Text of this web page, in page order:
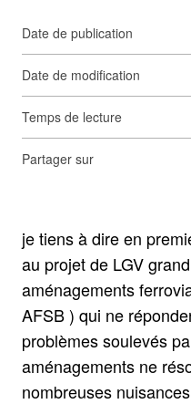
Date de publication
Date de modification
Temps de lecture
Partager sur
je tiens à dire en
au projet de LGV
aménagements
AFSB ) qui ne
problèmes soulevés
aménagements ne
nombreuses